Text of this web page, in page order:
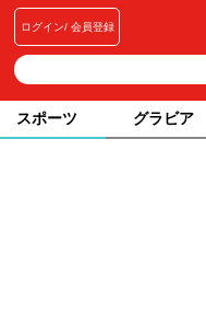
ログイン 会員登録
スポーツ グラビア